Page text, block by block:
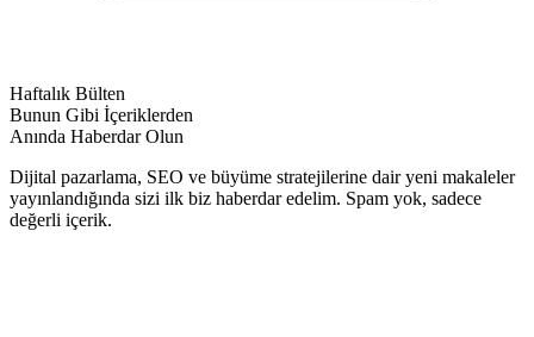
Haftalık Bülten
Bunun Gibi İçeriklerden
Anında Haberdar Olun
Dijital pazarlama, SEO ve büyüme stratejilerine dair yeni makaleler
yayınlandığında sizi ilk biz haberdar edelim. Spam yok, sadece
değerli içerik.